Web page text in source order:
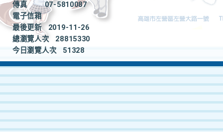
傳真
07-5810087
電子信箱
最後更新
2019-11-26
總瀏覽人次
28815330
今日瀏覽人次
51328